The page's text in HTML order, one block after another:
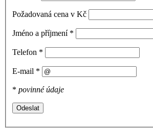
Požadovaná cena v Kč
Jméno a příjmení *
Telefon *
E-mail *
* povinné údaje